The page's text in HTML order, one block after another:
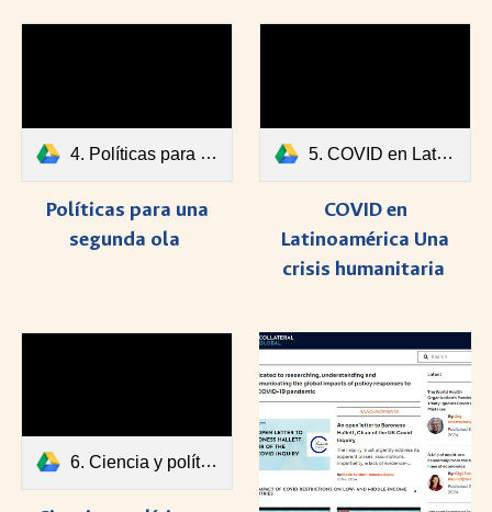
4. Políticas para una segunda ola.pdf
Políticas para una
segunda ola
5. COVID en Latinoamérica Una crisis humanitaria.pdf
COVID en
Latinoamérica Una
crisis humanitaria
6. Ciencia y política en la época de COVID-19.pdf